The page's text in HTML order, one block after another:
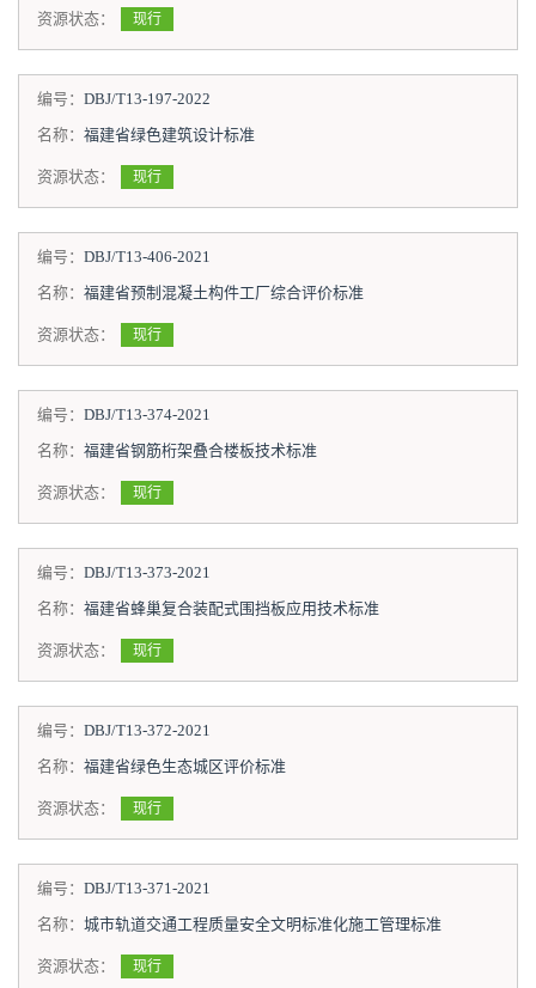
资源状态： 现行
编号： DBJ/T13-197-2022
名称： 福建省绿色建筑设计标准
资源状态： 现行
编号： DBJ/T13-406-2021
名称： 福建省预制混凝土构件工厂综合评价标准
资源状态： 现行
编号： DBJ/T13-374-2021
名称： 福建省钢筋桁架叠合楼板技术标准
资源状态： 现行
编号： DBJ/T13-373-2021
名称： 福建省蜂巢复合装配式围挡板应用技术标准
资源状态： 现行
编号： DBJ/T13-372-2021
名称： 福建省绿色生态城区评价标准
资源状态： 现行
编号： DBJ/T13-371-2021
名称： 城市轨道交通工程质量安全文明标准化施工管理标准
资源状态： 现行